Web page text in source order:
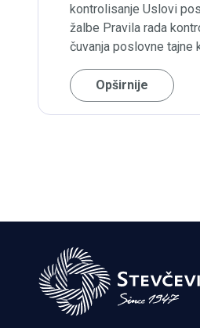
kontrolisanje Uslovi
žalbe Pravila rada
čuvanja poslovne tajne
Opširnije